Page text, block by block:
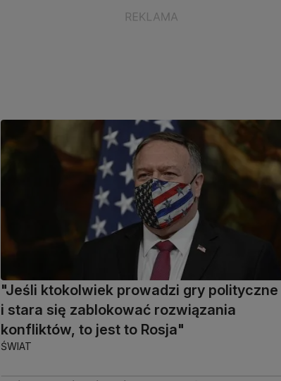
"Jeśli ktokolwiek prowadzi gry polityczne
i stara się zablokować rozwiązania
konfliktów, to jest to Rosja"
ŚWIAT